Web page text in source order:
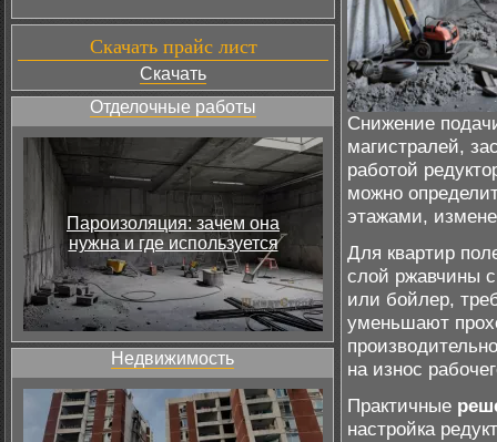
Скачать прайс лист
Скачать
Отделочные работы
Пароизоляция: зачем она
нужна и где используется
Недвижимость
Снижение
магистралей,
работой
можно
этажами,
Для квартир
слой ржавчины
или бойлер,
уменьшают
на износ
Практичные
настройка